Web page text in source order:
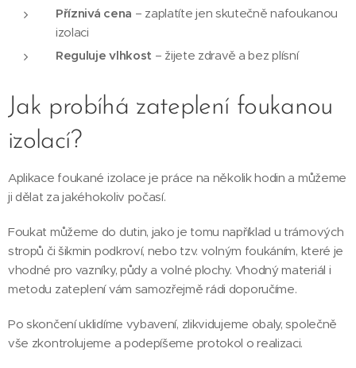
Příznivá cena – zaplatíte jen skutečně nafoukanou
izolaci
Reguluje vlhkost – žijete zdravě a bez plísní
Jak probíhá zateplení foukanou
izolací?
Aplikace foukané izolace je práce na několik hodin a můžeme
ji dělat za jakéhokoliv počasí.
Foukat můžeme do dutin, jako je tomu například u trámových
stropů či šikmin podkroví, nebo tzv. volným foukáním, které je
vhodné pro vazníky, půdy a volné plochy. Vhodný materiál i
metodu zateplení vám samozřejmě rádi doporučíme.
Po skončení uklidíme vybavení, zlikvidujeme obaly, společně
vše zkontrolujeme a podepíšeme protokol o realizaci.